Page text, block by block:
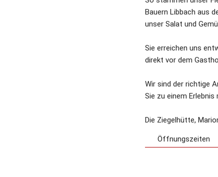
Bauern Libbach aus
unser Salat und
Sie erreichen uns
direkt vor dem
Wir sind der richtige
Sie zu einem Erlebnis
Die Ziegelhütte,
Öffnungszeiten